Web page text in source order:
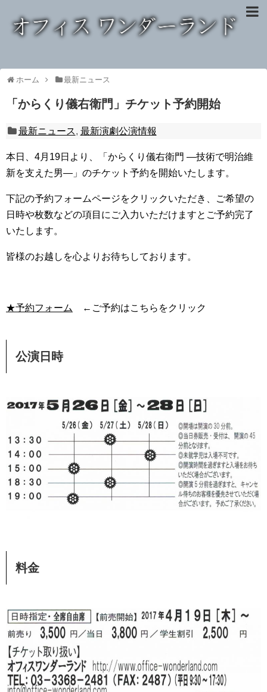
ホーム 最新ニュース
「からくり儀右衛門」チケット予約開始
最新ニュース, 最新演劇公演情報
本日、4月19日より、「からくり儀右衛門 ―技術で明治維
新を支えた男―」のチケット予約を開始いたします。
下記の予約フォームページをクリックいただき、ご希望の
日時や枚数などの項目にご入力いただけますとご予約完了
いたします。
皆様のお越しを心よりお待ちしております。
★予約フォーム ←ご予約はこちらをクリック
公演日時
料金